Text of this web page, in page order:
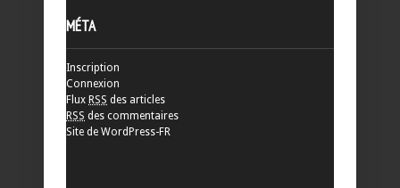
MÉTA
Inscription
Connexion
Flux RSS des articles
RSS des commentaires
Site de WordPress-FR